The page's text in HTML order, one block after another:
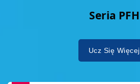
Seria PFH
Ucz Się Więcej